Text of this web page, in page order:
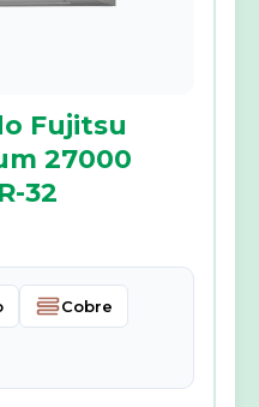
Fujitsu
27000
32
Cobre